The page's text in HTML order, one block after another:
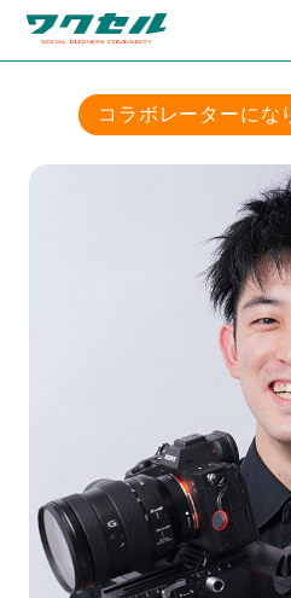
コラボレーターにな